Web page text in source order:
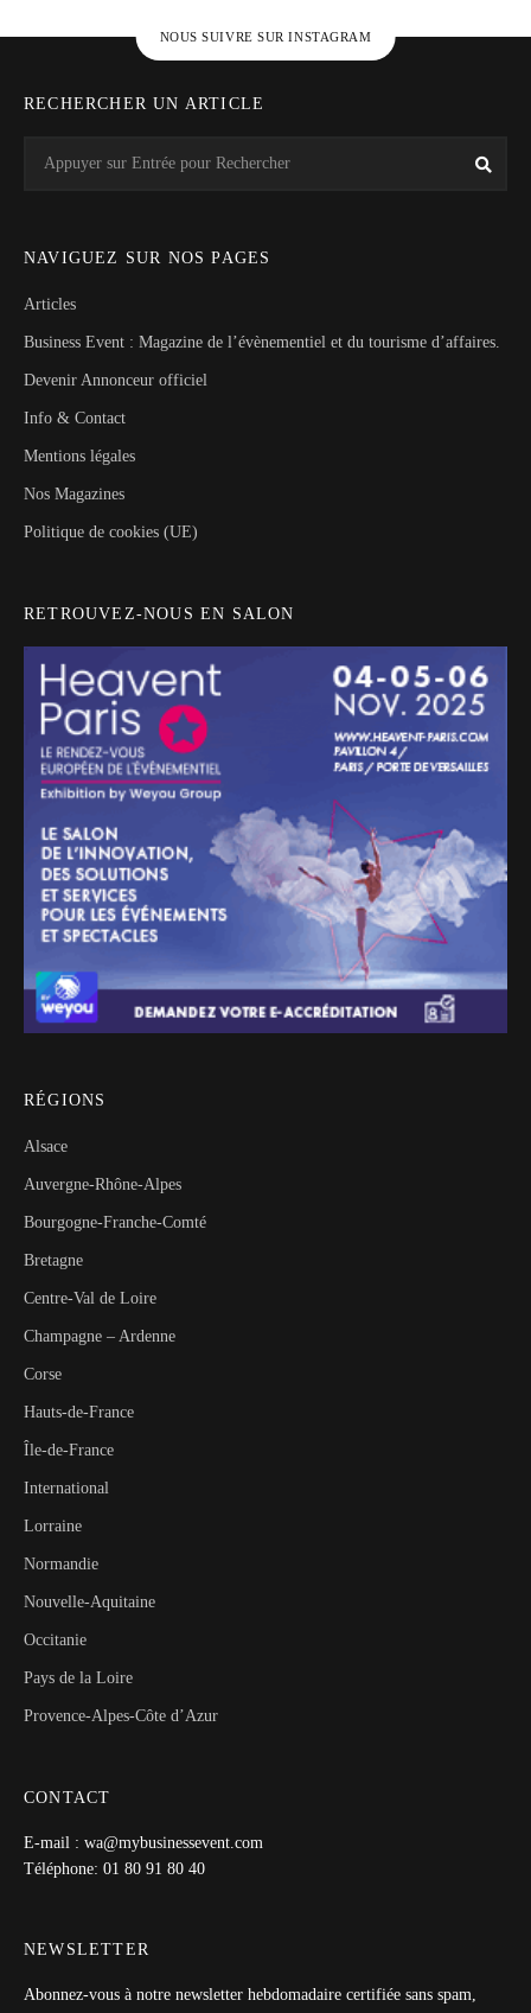
NOUS SUIVRE SUR INSTAGRAM
RECHERCHER UN ARTICLE
for:
NAVIGUEZ SUR NOS PAGES
Articles
Business Event : Magazine de l’évènementiel et du tourisme d’affaires.
Devenir Annonceur officiel
Info & Contact
Mentions légales
Nos Magazines
Politique de cookies (UE)
RETROUVEZ-NOUS EN SALON
RÉGIONS
Alsace
Auvergne-Rhône-Alpes
Bourgogne-Franche-Comté
Bretagne
Centre-Val de Loire
Champagne – Ardenne
Corse
Hauts-de-France
Île-de-France
International
Lorraine
Normandie
Nouvelle-Aquitaine
Occitanie
Pays de la Loire
Provence-Alpes-Côte d’Azur
CONTACT
E-mail : wa@mybusinessevent.com
Téléphone: 01 80 91 80 40
NEWSLETTER
Abonnez-vous à notre newsletter hebdomadaire certifiée sans spam,